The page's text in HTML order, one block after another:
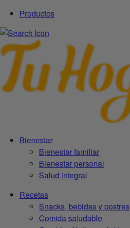
Productos
Bienestar
Bienestar familiar
Bienestar personal
Salud integral
Recetas
Snacks, bebidas y postres
Comida saludable